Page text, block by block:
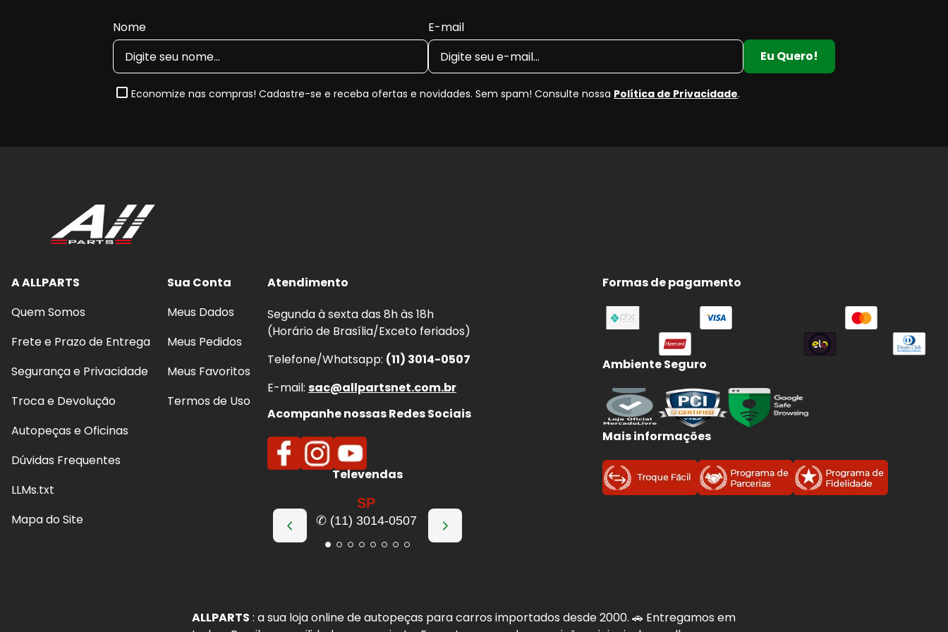
Nome
E-mail
Eu Quero!
Economize nas compras! Cadastre-se e receba ofertas e novidades. Sem spam! Consulte nossa Política de Privacidade.
A ALLPARTS
Quem Somos
Frete e Prazo de Entrega
Segurança e Privacidade
Troca e Devolução
Autopeças e Oficinas
Dúvidas Frequentes
LLMs.txt
Mapa do Site
Sua Conta
Meus Dados
Meus Pedidos
Meus Favoritos
Termos de Uso
Atendimento
Segunda à sexta das 8h às 18h
(Horário de Brasília/Exceto feriados)
Telefone/Whatsapp: (11) 3014-0507
E-mail: sac@allpartsnet.com.br
Acompanhe nossas Redes Sociais
Televendas
SP
✆ (11) 3014-0507
Formas de pagamento
Ambiente Seguro
Mais informações
ALLPARTS : a sua loja online de autopeças para carros importados desde 2000. 🚗 Entregamos em